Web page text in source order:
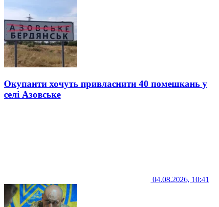
Окупанти хочуть привласнити 40 помешкань у
селі Азовське
04.08.2026, 10:41